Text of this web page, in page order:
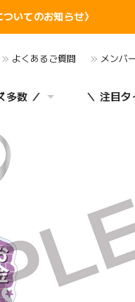
いてのお知らせ〉
よくあるご質問 メンバ
多数 ／ ＼ 注目タ